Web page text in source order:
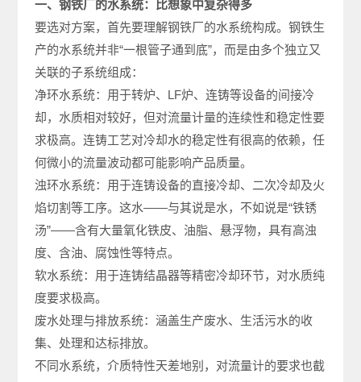
一、钢铁厂的水系统：比想象中复杂得多
要选对方案，首先要理解钢铁厂的水系统构成。钢铁生
产的水系统并非“一根管子通到底”，而是由多个独立又
关联的子系统组成：
净环水系统：用于转炉、LF炉、连铸等设备的间接冷
却，水质相对较好，但对流量计量的连续性和稳定性要
求极高。连铸工艺对冷却水的稳定性有很高的依赖，任
何微小的流量波动都可能影响产品质量。
浊环水系统：用于连铸设备的直接冷却、二次冷却及火
焰切割等工序。这水——与其说是水，不如说是“铁锈
汤”——含有大量氧化铁皮、油脂、悬浮物，具有高浊
度、含油、腐蚀性等特点。
软水系统：用于连铸结晶器等精密冷却环节，对水质纯
度要求极高。
废水处理与排放系统：涵盖生产废水、生活污水的收
集、处理和达标排放。
不同水系统，介质特性天差地别，对流量计的要求也截